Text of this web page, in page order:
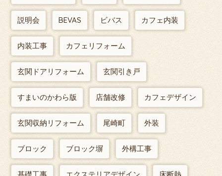
説明会 BEVAS ビバス カフェ内装
内装工事 カフェリフォーム
玄関ドアリフォーム 玄関引き戸
すまいのかわら版 店舗改修 カフェデザイン
玄関収納リフォーム 尾崎町 外装
ブロック ブロック塀 外構工事